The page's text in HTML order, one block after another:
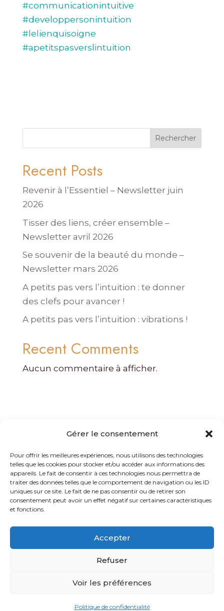
Gérer le consentement
Pour offrir les meilleures expériences, nous utilisons des technologies
telles que les cookies pour stocker et/ou accéder aux informations des
appareils. Le fait de consentir à ces technologies nous permettra de
traiter des données telles que le comportement de navigation ou les ID
uniques sur ce site. Le fait de ne pas consentir ou de retirer son
consentement peut avoir un effet négatif sur certaines caractéristiques
et fonctions.
Accepter
Refuser
Voir les préférences
Politique de confidentialité
#communicationintuitive
#developpersonintuition
#lelienquisoigne
#apetitspasverslintuition
Rechercher
Recent Posts
Revenir à l’Essentiel – Newsletter juin
2026
Tisser des liens, créer ensemble –
Newsletter avril 2026
Se souvenir de la beauté du monde –
Newsletter mars 2026
A petits pas vers l’intuition : te donner
des clefs pour avancer !
A petits pas vers l’intuition : vibrations !
Recent Comments
Aucun commentaire à afficher.
mediationvalerieferrand@gmail.com
06 27 60 28 30